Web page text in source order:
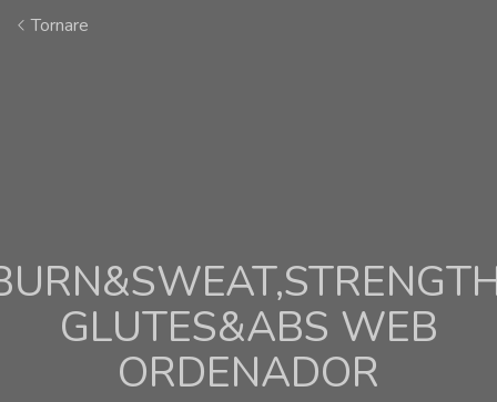
Tornare
GLUTES&ABS WEB
ORDENADOR